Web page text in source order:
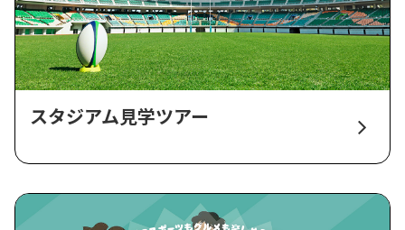
スタジアム見学ツアー